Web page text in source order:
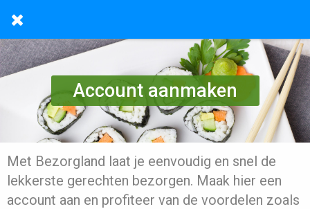
Account aanmaken
Met Bezorgland laat je eenvoudig en snel de
lekkerste gerechten bezorgen. Maak hier een
account aan en profiteer van de voordelen zoals